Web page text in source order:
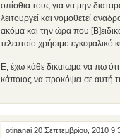
οπίσθια τους για να μην
λειτουργεί και νομοθετεί
ακόμα και την ώρα που
τελευταίο χρήσιμο εγκεφαλικό
Ε, έχω κάθε δικαίωμα να πω ότι
κάποιος να προκόψει σε αυτή
otinanai 20 Σεπτεμβρίου, 2010